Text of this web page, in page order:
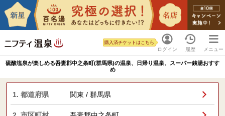
ログイン
購入済チケットはこちら
履歴 メニュー
硫酸塩泉が楽しめる吾妻郡中之条町(群馬県)の温泉、日帰り温泉、スーパー銭湯おすす
め
1. 都道府県 関東 / 群馬県